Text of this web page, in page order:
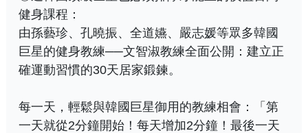
健身課程：
由孫藝珍、孔曉振、全道嬿、嚴志媛等眾多韓國
巨星的健身教練──文智淑教練全面公開：建立正
確運動習慣的30天居家鍛鍊。
每一天，輕鬆與韓國巨星御用的教練相會：「第
一天就從2分鐘開始！每天增加2分鐘！最後一天